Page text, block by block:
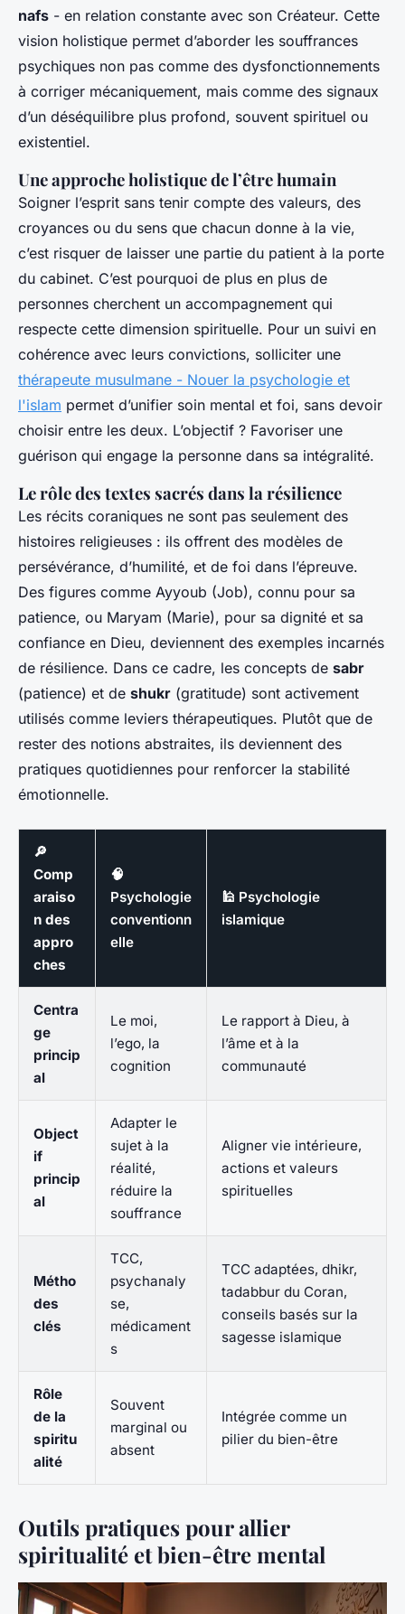
nafs - en relation constante avec son Créateur. Cette
vision holistique permet d’aborder les souffrances
psychiques non pas comme des dysfonctionnements
à corriger mécaniquement, mais comme des signaux
d’un déséquilibre plus profond, souvent spirituel ou
existentiel.
Une approche holistique de l’être humain
Soigner l’esprit sans tenir compte des valeurs, des
croyances ou du sens que chacun donne à la vie,
c’est risquer de laisser une partie du patient à la porte
du cabinet. C’est pourquoi de plus en plus de
personnes cherchent un accompagnement qui
respecte cette dimension spirituelle. Pour un suivi en
cohérence avec leurs convictions, solliciter une
thérapeute musulmane - Nouer la psychologie et
l'islam permet d’unifier soin mental et foi, sans devoir
choisir entre les deux. L’objectif ? Favoriser une
guérison qui engage la personne dans sa intégralité.
Le rôle des textes sacrés dans la résilience
Les récits coraniques ne sont pas seulement des
histoires religieuses : ils offrent des modèles de
persévérance, d’humilité, et de foi dans l’épreuve.
Des figures comme Ayyoub (Job), connu pour sa
patience, ou Maryam (Marie), pour sa dignité et sa
confiance en Dieu, deviennent des exemples incarnés
de résilience. Dans ce cadre, les concepts de sabr
(patience) et de shukr (gratitude) sont activement
utilisés comme leviers thérapeutiques. Plutôt que de
rester des notions abstraites, ils deviennent des
pratiques quotidiennes pour renforcer la stabilité
émotionnelle.
🔎
Comp
araiso
n des
appro
ches
🧠
Psychologie
conventionn
elle
🕌 Psychologie
islamique
Centra
ge
princip
al
Le moi,
l’ego, la
cognition
Le rapport à Dieu, à
l’âme et à la
communauté
Object
if
princip
al
Adapter le
sujet à la
réalité,
réduire la
souffrance
Aligner vie intérieure,
actions et valeurs
spirituelles
Métho
des
clés
TCC,
psychanaly
se,
médicament
s
TCC adaptées, dhikr,
tadabbur du Coran,
conseils basés sur la
sagesse islamique
Rôle
de la
spiritu
alité
Souvent
marginal ou
absent
Intégrée comme un
pilier du bien-être
Outils pratiques pour allier
spiritualité et bien-être mental